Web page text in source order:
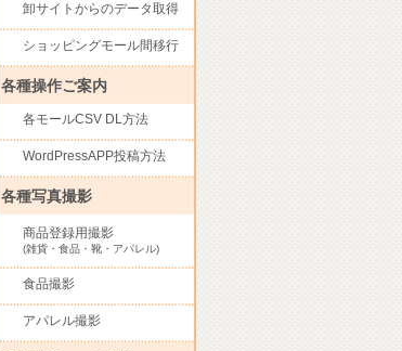
卸サイトからのデータ取得
ショッピングモール間移行
各種操作ご案内
各モールCSV DL方法
WordPressAPP投稿方法
各種写真撮影
商品登録用撮影
(雑貨・食品・靴・アパレル)
食品撮影
アパレル撮影